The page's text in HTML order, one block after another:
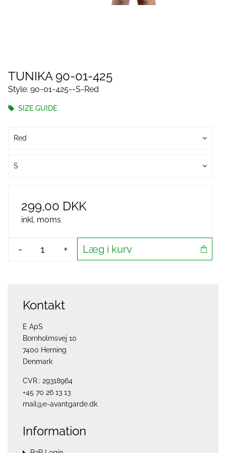
TUNIKA 90-01-425
Style: 90-01-425--S-Red
SIZE GUIDE
Red
S
299,00 DKK
inkl. moms
- + Læg i kurv
Kontakt
E ApS
Bornholmsvej 10
7400 Herning
Denmark
CVR.: 29318964
+45 70 26 13 13
mail@e-avantgarde.dk
Information